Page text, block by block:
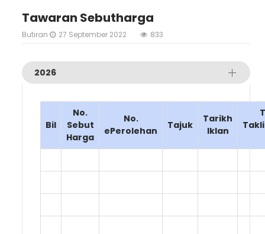
Tawaran Sebutharga
Butiran 27 September 2022 833
2026
Bil
No.
Sebut
Harga
No.
ePerolehan
Tajuk
Tarikh
Iklan